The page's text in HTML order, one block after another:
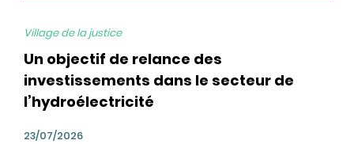
Village de la justice
Un objectif de relance des
investissements dans le secteur de
l’hydroélectricité
23/07/2026